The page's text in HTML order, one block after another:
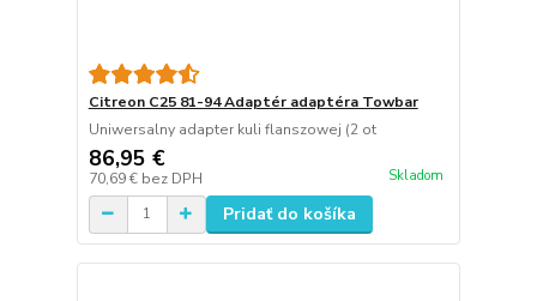
Citreon C25 81-94 Adaptér adaptéra Towbar
Uniwersalny adapter kuli flanszowej (2 ot
86,95 €
70,69 € bez DPH Skladom
Pridať do košíka